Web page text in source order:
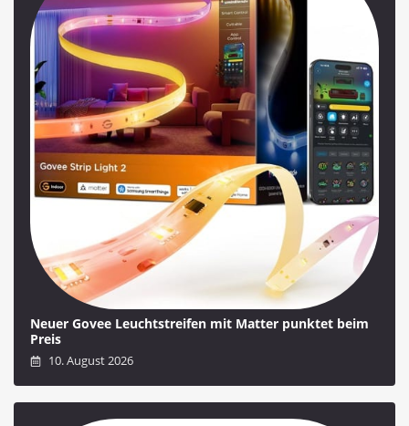
Neuer Govee Leuchtstreifen mit Matter punktet beim
Preis
10. August 2026